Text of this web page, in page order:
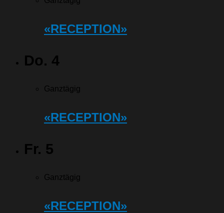
«RECEPTION»
Do. 4
Ganztägig
«RECEPTION»
Fr. 5
Ganztägig
«RECEPTION»